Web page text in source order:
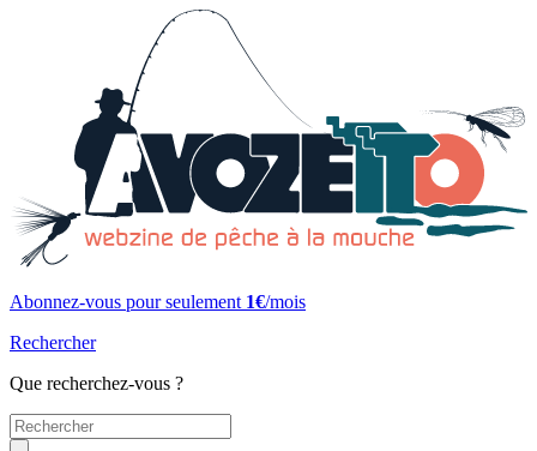
Abonnez-vous pour seulement 1€/mois
Rechercher
Que recherchez-vous ?